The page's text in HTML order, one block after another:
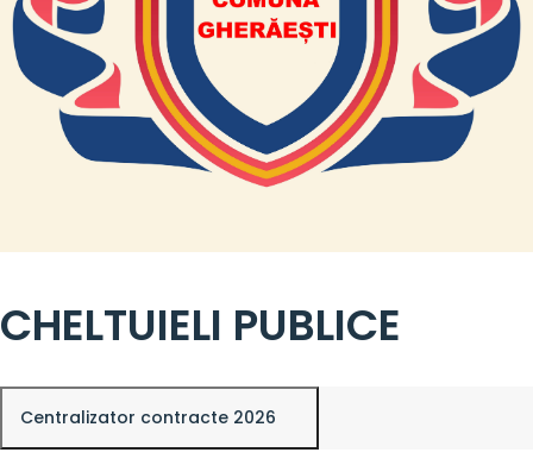
CHELTUIELI PUBLICE
Centralizator contracte 2026